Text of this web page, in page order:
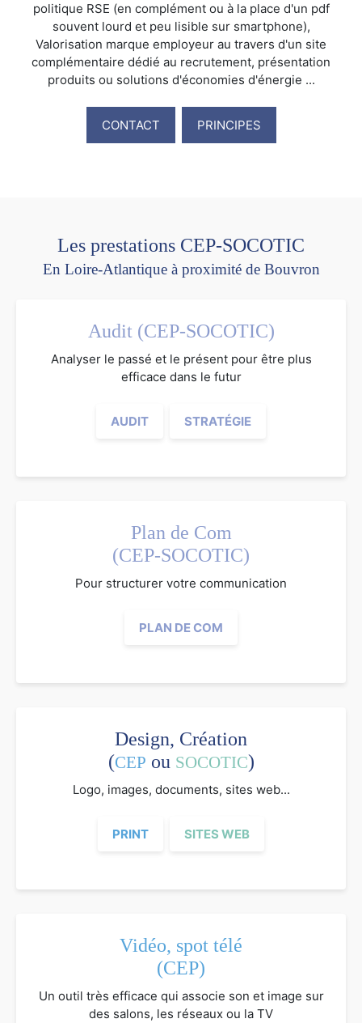
politique RSE (en complément ou à la place d'un pdf
souvent lourd et peu lisible sur smartphone),
Valorisation marque employeur au travers d'un site
complémentaire dédié au recrutement, présentation
produits ou solutions d'économies d'énergie ...
CONTACT PRINCIPES
Les prestations CEP-SOCOTIC
En Loire-Atlantique à proximité de Bouvron
Audit (CEP-SOCOTIC)
Analyser le passé et le présent pour être plus
efficace dans le futur
AUDIT STRATÉGIE
Plan de Com
(CEP-SOCOTIC)
Pour structurer votre communication
PLAN DE COM
Design, Création
(CEP ou SOCOTIC)
Logo, images, documents, sites web...
PRINT SITES WEB
Vidéo, spot télé
(CEP)
Un outil très efficace qui associe son et image sur
des salons, les réseaux ou la TV